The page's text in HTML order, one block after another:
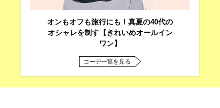
オンもオフも旅行にも！真夏の40代の
オシャレを制す【きれいめオールイン
ワン】
コーデ一覧を見る